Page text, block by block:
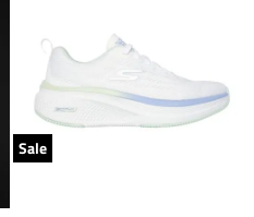
Sale